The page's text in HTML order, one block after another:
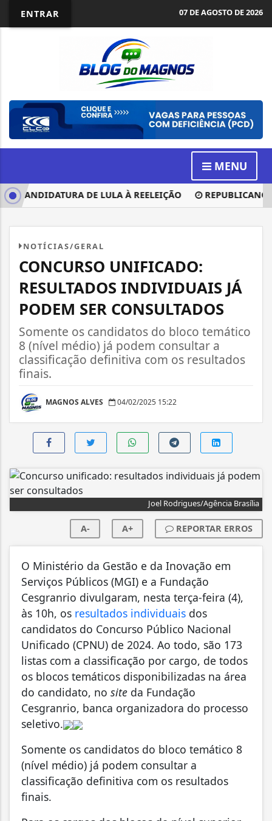
ENTRAR 07 DE AGOSTO DE 2026
MENU
DE LULA À REELEIÇÃO REPUBLICANOS
NOTÍCIAS/GERAL
CONCURSO UNIFICADO:
RESULTADOS INDIVIDUAIS JÁ
PODEM SER CONSULTADOS
Somente os candidatos do bloco temático
8 (nível médio) já podem consultar a
classificação definitiva com os resultados
finais.
MAGNOS ALVES 04/02/2025 15:22
Joel Rodrigues/Agência Brasília
A- A+ REPORTAR ERROS
O Ministério da Gestão e da Inovação em
Serviços Públicos (MGI) e a Fundação
Cesgranrio divulgaram, nesta terça-feira (4),
às 10h, os resultados individuais dos
candidatos do Concurso Público Nacional
Unificado (CPNU) de 2024. Ao todo, são 173
listas com a classificação por cargo, de todos
os blocos temáticos disponibilizadas na área
do candidato, no site da Fundação
Cesgranrio, banca organizadora do processo
seletivo.
Somente os candidatos do bloco temático 8
(nível médio) já podem consultar a
classificação definitiva com os resultados
finais.